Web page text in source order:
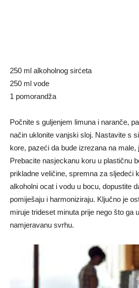
250 ml alkoholnog sirćeta
250 ml vode
1 pomorandža
Počnite s guljenjem limuna i naranče,
način uklonite vanjski sloj. Nastavite s
kore, pazeći da bude izrezana na male,
Prebacite nasjeckanu koru u plastičnu
prikladne veličine, spremna za sljedeći
alkoholni ocat i vodu u bocu, dopustite
pomiješaju i harmoniziraju. Ključno je
miruje trideset minuta prije nego što ga
namjeravanu svrhu.